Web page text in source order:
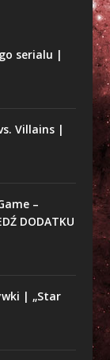
serialu |
Villains |
–
DODATKU
| „Star